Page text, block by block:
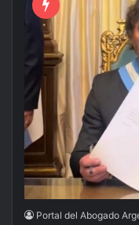
Portal del Abogado